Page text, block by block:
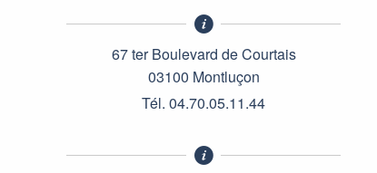
67 ter Boulevard de Courtais
03100 Montluçon
Tél. 04.70.05.11.44